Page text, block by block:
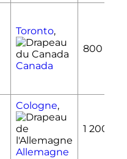
Toronto,
Canada
800 000
Cologne,
Allemagne
1 200